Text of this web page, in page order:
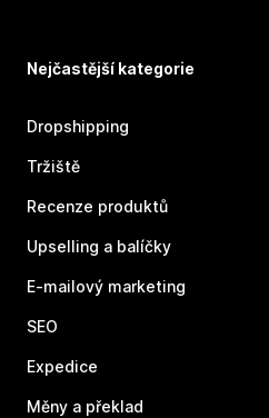
Nejčastější kategorie
Dropshipping
Tržiště
Recenze produktů
Upselling a balíčky
E-mailový marketing
SEO
Expedice
Měny a překlad